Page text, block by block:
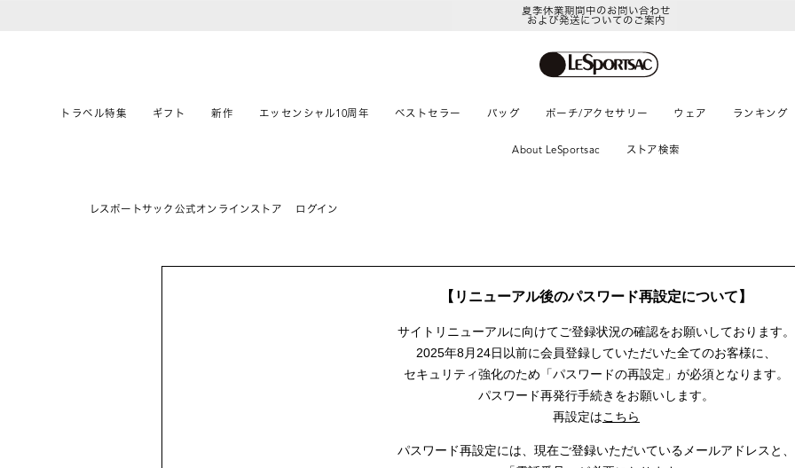
夏季休業期間中のお問い合わせ
および発送についてのご案内
トラベル特集 ギフト 新作 エッセンシャル10周年 ベストセラー バッグ ポーチ/アクセサリー ウェア ランキング
About LeSportsac ストア検索
レスポートサック公式オンラインストア ログイン
【リニューアル後のパスワード再設定について】
サイトリニューアルに向けてご登録状況の確認をお願いしております。
2025年8月24日以前に会員登録していただいた全てのお客様に、
セキュリティ強化のため「パスワードの再設定」が必須となります。
パスワード再発行手続きをお願いします。
再設定はこちら
パスワード再設定には、 現在ご登録いただいているメールアドレスと、